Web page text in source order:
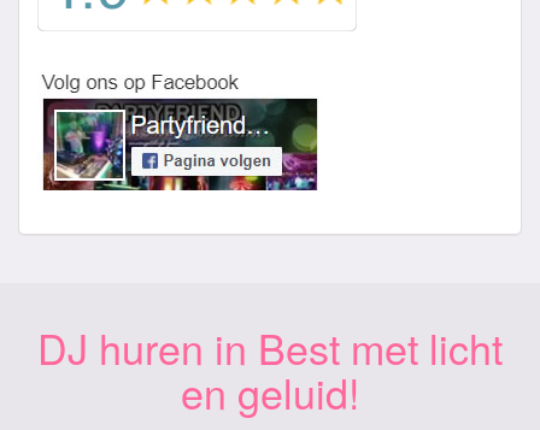
DJ huren in Best met licht
en geluid!